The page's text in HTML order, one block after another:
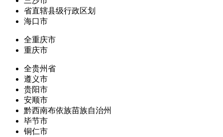
省直辖县级行政区划
海口市
全重庆市
重庆市
全贵州省
遵义市
贵阳市
安顺市
黔西南布依族苗族自治州
毕节市
铜仁市